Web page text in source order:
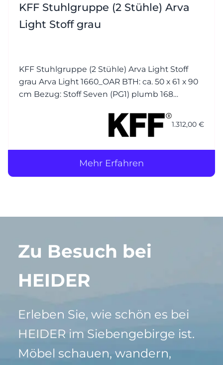
KFF Stuhlgruppe (2 Stühle) Arva
Light Stoff grau
KFF Stuhlgruppe (2 Stühle) Arva Light Stoff
grau Arva Light 1660_OAR BTH: ca. 50 x 61 x 90
cm Bezug: Stoff Seven (PG1) plumb 168
Nähte jeweils Ton in Ton Gestell (4-Fuss): M23
1.312,00 €
Mehr Erfahren
Zu Besuch bei
HEIDER
Erleben Sie, wie schön es bei
HEIDER im Siebengebirge ist.
Möbel schauen, wandern,